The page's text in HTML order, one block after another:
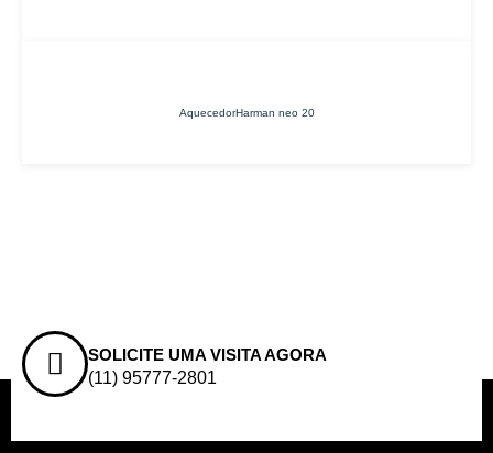
AquecedorHarman neo 20
SOLICITE UMA VISITA AGORA
(11) 95777-2801